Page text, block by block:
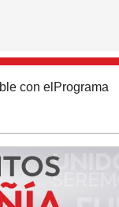
con el Programa